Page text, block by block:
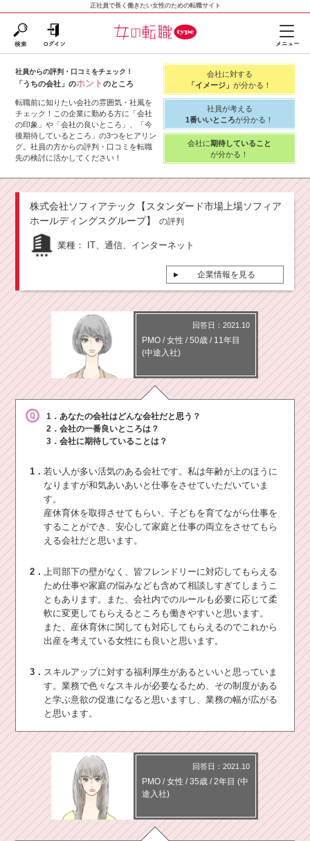
正社員で長く働きたい女性のための転職サイト
社員からの評判・口コミをチェック！
「うちの会社」のホントのところ
転職前に知りたい会社の雰囲気・社風を
チェック！この企業に勤める方に「会社
の印象」や「会社の良いところ」、「今
後期待しているところ」の3つをヒアリン
グ。社員の方からの評判・口コミを転職
先の検討に活かしてください！
会社に対する
「イメージ」が分かる！
社員が考える
1番いいところが分かる！
会社に期待していること
が分かる！
株式会社ソフィアテック【スタンダード市場上場ソフィア
ホールディングスグループ】
の評判
業種： IT、通信、インターネット
企業情報を見る
回答日：2021.10
PMO /女性 / 50歳 / 11年目
(中途入社)
1．あなたの会社はどんな会社だと思う？
2．会社の一番良いところは？
3．会社に期待していることは？
1．若い人が多い活気のある会社です。私は年齢が上のほうに
なりますが和気あいあいと仕事をさせていただいていま
す。
産休育休を取得させてもらい、子どもを育てながら仕事を
することができ、安心して家庭と仕事の両立をさせてもら
える会社だと思います。
2．上司部下の壁がなく、皆フレンドリーに対応してもらえる
ため仕事や家庭の悩みなども含めて相談しすぎてしまうこ
ともあります。また、会社内でのルールも必要に応じて柔
軟に変更してもらえるところも働きやすいと思います。
また、産休育休に関しても対応してもらえるのでこれから
出産を考えている女性にも良いと思います。
3． スキルアップに対する福利厚生があるといいと思っていま
す。業務で色々なスキルが必要なるため、その制度がある
と学ぶ意欲の促進になると思いますし、業務の幅が広がる
と思います。
回答日：2021.10
PMO /女性 / 35歳 /2年目 (中
途入社)